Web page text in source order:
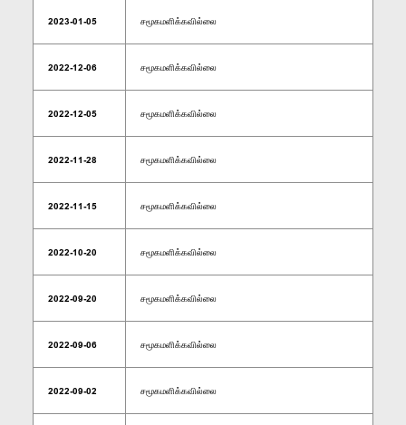
2023-01-05 சமூகமளிக்கவில்லை
2022-12-06 சமூகமளிக்கவில்லை
2022-12-05 சமூகமளிக்கவில்லை
2022-11-28 சமூகமளிக்கவில்லை
2022-11-15 சமூகமளிக்கவில்லை
2022-10-20 சமூகமளிக்கவில்லை
2022-09-20 சமூகமளிக்கவில்லை
2022-09-06 சமூகமளிக்கவில்லை
2022-09-02 சமூகமளிக்கவில்லை